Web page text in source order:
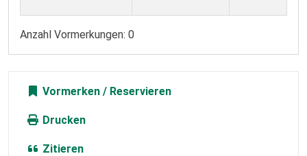
Anzahl Vormerkungen: 0
Vormerken
Drucken
Zitieren